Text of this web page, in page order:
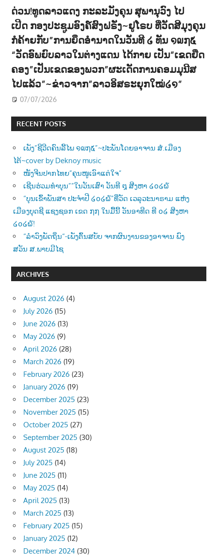
ດ່ວນ!ທູດລາວແດງ ກະລະມັງຄຸນ ສຸພານຸວົງ ໄປ
ເປີດ ກອງປະຊູມອົງຄ໌ສົງຝຣັ່ງ~ຢູໂຣບ ທີ່ວັດສີມຸງຄຸນ
ກໍຄ້າຍກັບ”ການຍຶດອຳນາດໃນວັນທີ ໒ ທັນ ໑໙໗໕
“ວັດອົພຍົບລາວໃນຕ່າງແດນ ໄດ້ກາຍ ເປັນ”ເຂດຍືດ
ຄອງ”ເປັນເຂດຂອງພວກ”ຜະເດັດການຄອມມຸນີສ
ໄປແລ້ວ”~ຂ່າວຈາກ”ລາວອິສຣະຍຸກໃໝ່໒໑”
07/07/2026
RECENT POSTS
ເພັງ”ຊີວີດຄົນລີ້ໄພ ໑໙໗໕”~ປະພັນໂດຍອາຈານ ສໍ.ເມືອງ
ໄຕ້~cover by Deknoy music
ໜັງຈີນປາກໄທຍ”ຄຸນໜູເອົາແຕ່ໃຈ”
ເຊີນຮ່ວມທຳບຸນ””ໃນວັນເສົາ ວັນທີ ໘ ສີງຫາ ໒໐໒໖
“ບຸນເຂົ້າພັນສາ ປະຈຳປີ ໒໐໒໖”ທີ່ວັດ ເວລຸວະນາຣາມ ແຫ່ງ
ເມືອງບຸດຊີ ແຊງຊອກ ເຂດ ໗໗ ໃນມື້ນີ້ ວັນອາທີດ ທີ ໐໒ ສີງຫາ
໒໐໒໖!
“ລຳວົງພັດຖິ່ນ“-ເພັງຕົ້ນສບັບ ຈາກຜົນງານຂອງອາຈານ ພົງ
ສວັນ ສ.ພາບມີໄຊ
ARCHIVES
August 2026 (4)
July 2026 (15)
June 2026 (13)
May 2026 (9)
April 2026 (28)
March 2026 (19)
February 2026 (23)
January 2026 (19)
December 2025 (23)
November 2025 (15)
October 2025 (27)
September 2025 (30)
August 2025 (18)
July 2025 (14)
June 2025 (11)
May 2025 (14)
April 2025 (13)
March 2025 (13)
February 2025 (15)
January 2025 (12)
December 2024 (30)